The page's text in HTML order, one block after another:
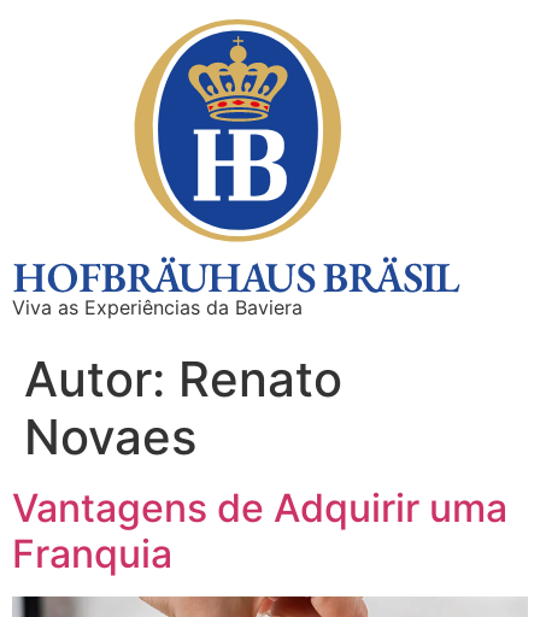
Viva as Experiências da Baviera
Autor: Renato
Novaes
Vantagens de Adquirir uma
Franquia